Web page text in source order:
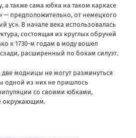
а также сама юбка на таком каркасе
предположительно, от немецкого
ус». В начале века использовалась
состоящая из круглых обручей
к 1730-м годам в моду вошел
расширенный по бокам силуэт.
две модницы не могут разминуться
одной из них не пришлось
со своими юбками,
окружающим.